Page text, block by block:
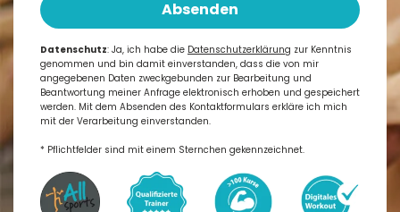
Absenden
Datenschutz: Ja, ich habe die Datenschutzerklärung zur Kenntnis
genommen und bin damit einverstanden, dass die von mir
angegebenen Daten zweckgebunden zur Bearbeitung und
Beantwortung meiner Anfrage elektronisch erhoben und gespeichert
werden. Mit dem Absenden des Kontaktformulars erkläre ich mich
mit der Verarbeitung einverstanden.
* Pflichtfelder sind mit einem Sternchen gekennzeichnet.